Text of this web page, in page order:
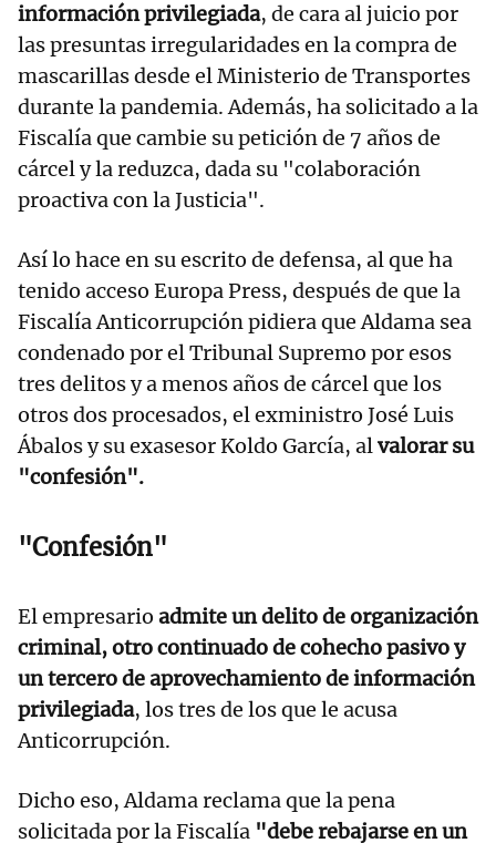
información privilegiada, de cara al juicio por
las presuntas irregularidades en la compra de
mascarillas desde el Ministerio de Transportes
durante la pandemia. Además, ha solicitado a la
Fiscalía que cambie su petición de 7 años de
cárcel y la reduzca, dada su "colaboración
proactiva con la Justicia".
Así lo hace en su escrito de defensa, al que ha
tenido acceso Europa Press, después de que la
Fiscalía Anticorrupción pidiera que Aldama sea
condenado por el Tribunal Supremo por esos
tres delitos y a menos años de cárcel que los
otros dos procesados, el exministro José Luis
Ábalos y su exasesor Koldo García, alvalorar su
"confesión".
"Confesión"
El empresario admite un delito de organización
criminal, otro continuado de cohecho pasivo y
un tercero de aprovechamiento de información
privilegiada, los tres de los que le acusa
Anticorrupción.
Dicho eso, Aldama reclama que la pena
solicitada por la Fiscalía "debe rebajarse en un